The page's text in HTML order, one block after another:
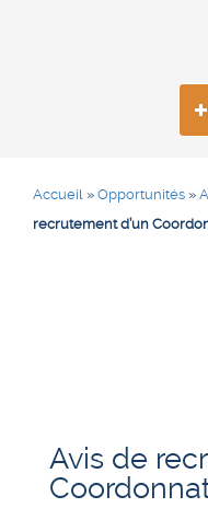
Accueil » Opportunités »
recrutement d’un
Avis de